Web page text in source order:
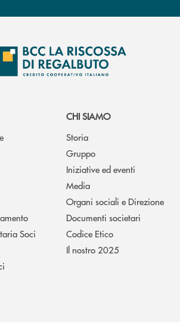
Soci
CHI SIAMO
Storia
Gruppo
Iniziative ed eventi
Media
Organi sociali e Direzione
Documenti societari
Codice Etico
Il nostro 2025